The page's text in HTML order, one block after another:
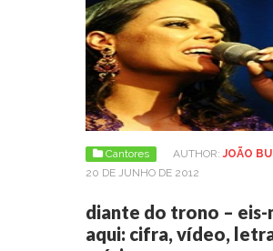
Cantores AUTHOR: JOÃO
20 DE JUNHO DE 2012
diante do trono – eis-
aqui: cifra, vídeo,